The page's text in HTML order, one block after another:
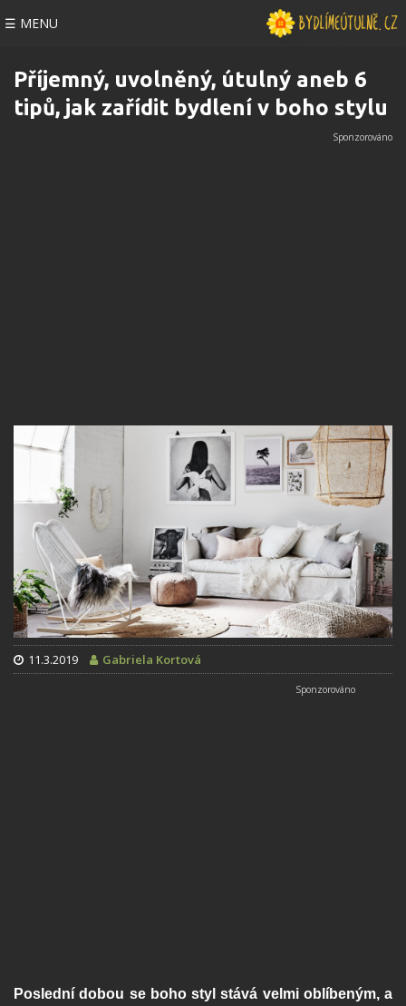
☰ MENU
Příjemný, uvolněný, útulný aneb 6
tipů, jak zařídit bydlení v boho stylu
11.3.2019 Gabriela Kortová
Poslední dobou se boho styl stává velmi oblíbeným, a